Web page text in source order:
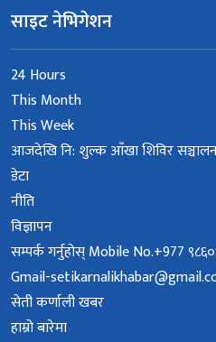
साइट नेभिगेशन
24 Hours
This Month
This Week
आजदेखि नि: शुल्क आँखा शिविर
डेटा
नीति
विज्ञापन
सम्पर्क गर्नुहोस् Mobile No.+977
Gmail-
सेती कर्णाली खबर
हाम्रो बारेमा